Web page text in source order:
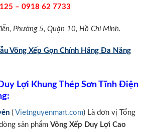
– 0918 62 7733
Phường 5, Quận 10, Hồ Chí Minh.
Võng Xếp Gọn Chính Hãng Đa Năng
Lợi Khung Thép Sơn Tĩnh Điện
( Vietnguyenmart.com) Là đơn vị Tổng
sản phẩm Võng Xếp Duy Lợi Cao